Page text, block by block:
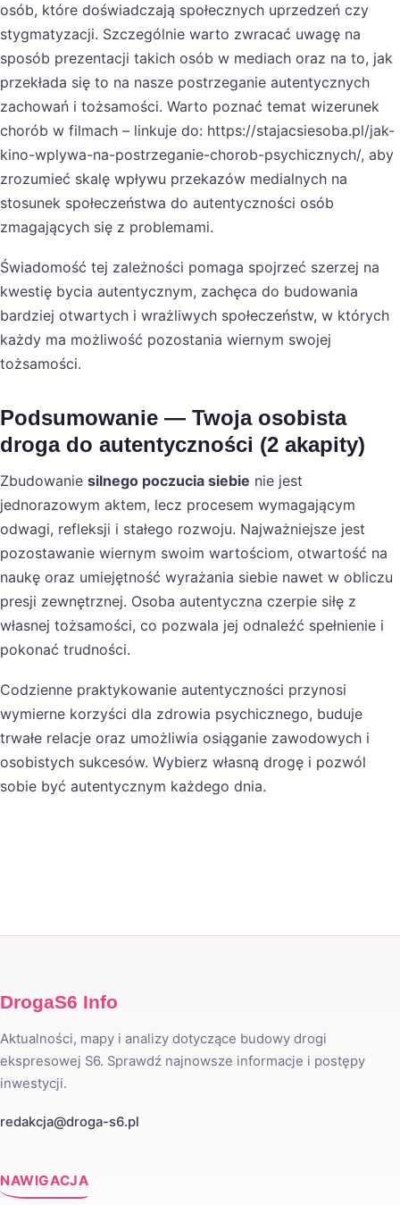
osób, które doświadczają społecznych uprzedzeń czy
stygmatyzacji. Szczególnie warto zwracać uwagę na
sposób prezentacji takich osób w mediach oraz na to, jak
przekłada się to na nasze postrzeganie autentycznych
zachowań i tożsamości. Warto poznać temat wizerunek
chorób w filmach – linkuje do: https://stajacsiesoba.pl/jak-
kino-wplywa-na-postrzeganie-chorob-psychicznych/, aby
zrozumieć skalę wpływu przekazów medialnych na
stosunek społeczeństwa do autentyczności osób
zmagających się z problemami.
Świadomość tej zależności pomaga spojrzeć szerzej na
kwestię bycia autentycznym, zachęca do budowania
bardziej otwartych i wrażliwych społeczeństw, w których
każdy ma możliwość pozostania wiernym swojej
tożsamości.
Podsumowanie — Twoja osobista
droga do autentyczności (2 akapity)
Zbudowanie silnego poczucia siebie nie jest
jednorazowym aktem, lecz procesem wymagającym
odwagi, refleksji i stałego rozwoju. Najważniejsze jest
pozostawanie wiernym swoim wartościom, otwartość na
naukę oraz umiejętność wyrażania siebie nawet w obliczu
presji zewnętrznej. Osoba autentyczna czerpie siłę z
własnej tożsamości, co pozwala jej odnaleźć spełnienie i
pokonać trudności.
Codzienne praktykowanie autentyczności przynosi
wymierne korzyści dla zdrowia psychicznego, buduje
trwałe relacje oraz umożliwia osiąganie zawodowych i
osobistych sukcesów. Wybierz własną drogę i pozwól
sobie być autentycznym każdego dnia.
DrogaS6 Info
Aktualności, mapy i analizy dotyczące budowy drogi
ekspresowej S6. Sprawdź najnowsze informacje i postępy
inwestycji.
redakcja@droga-s6.pl
NAWIGACJA